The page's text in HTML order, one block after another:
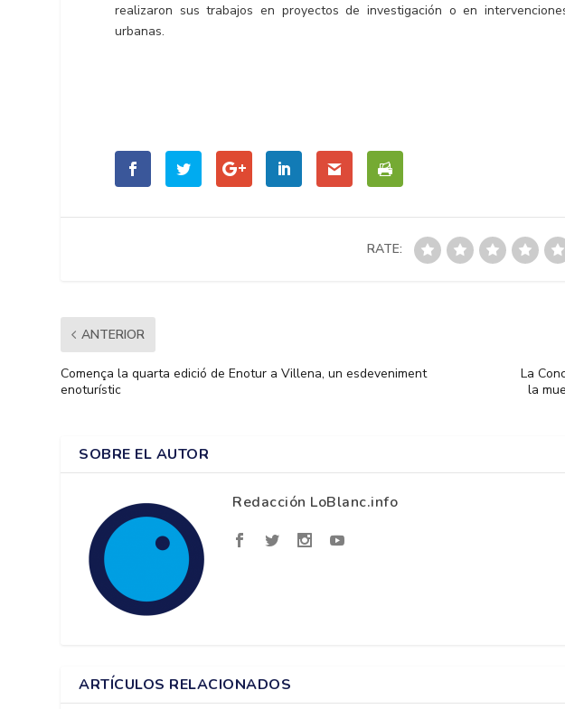
realizaron sus trabajos en proyectos de investigación o en
urbanas.
RATE:
ANTERIOR
Comença la quarta edició de Enotur a Villena, un esdeveniment
enoturístic
La
la
SOBRE EL AUTOR
Redacción LoBlanc.info
ARTÍCULOS RELACIONADOS